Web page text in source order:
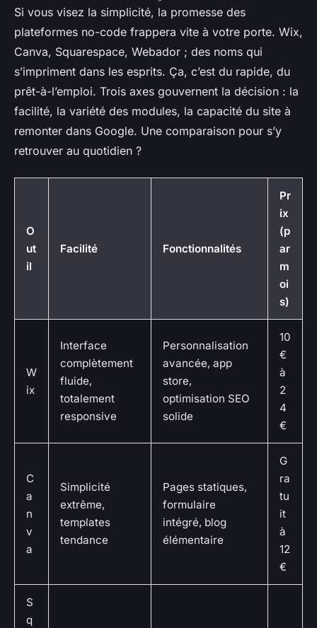
Si vous visez la simplicité, la promesse des
plateformes no-code frappera vite à votre porte. Wix,
Canva, Squarespace, Webador ; des noms qui
s’impriment dans les esprits. Ça, c’est du rapide, du
prêt-à-l’emploi. Trois axes gouvernent la décision : la
facilité, la variété des modules, la capacité du site à
remonter dans Google. Une comparaison pour s’y
retrouver au quotidien ?
O
ut
il
Facilité Fonctionnalités
Pr
ix
(p
ar
m
oi
s)
W
ix
Interface
complètement
fluide,
totalement
responsive
Personnalisation
avancée, app
store,
optimisation SEO
solide
10
€
à
2
4
€
C
a
n
v
a
Simplicité
extrême,
templates
tendance
Pages statiques,
formulaire
intégré, blog
élémentaire
G
ra
tu
it
à
12
€
S
q